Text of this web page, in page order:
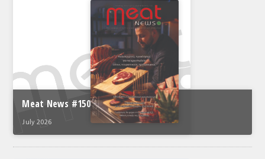
Meat News #150
July 2026